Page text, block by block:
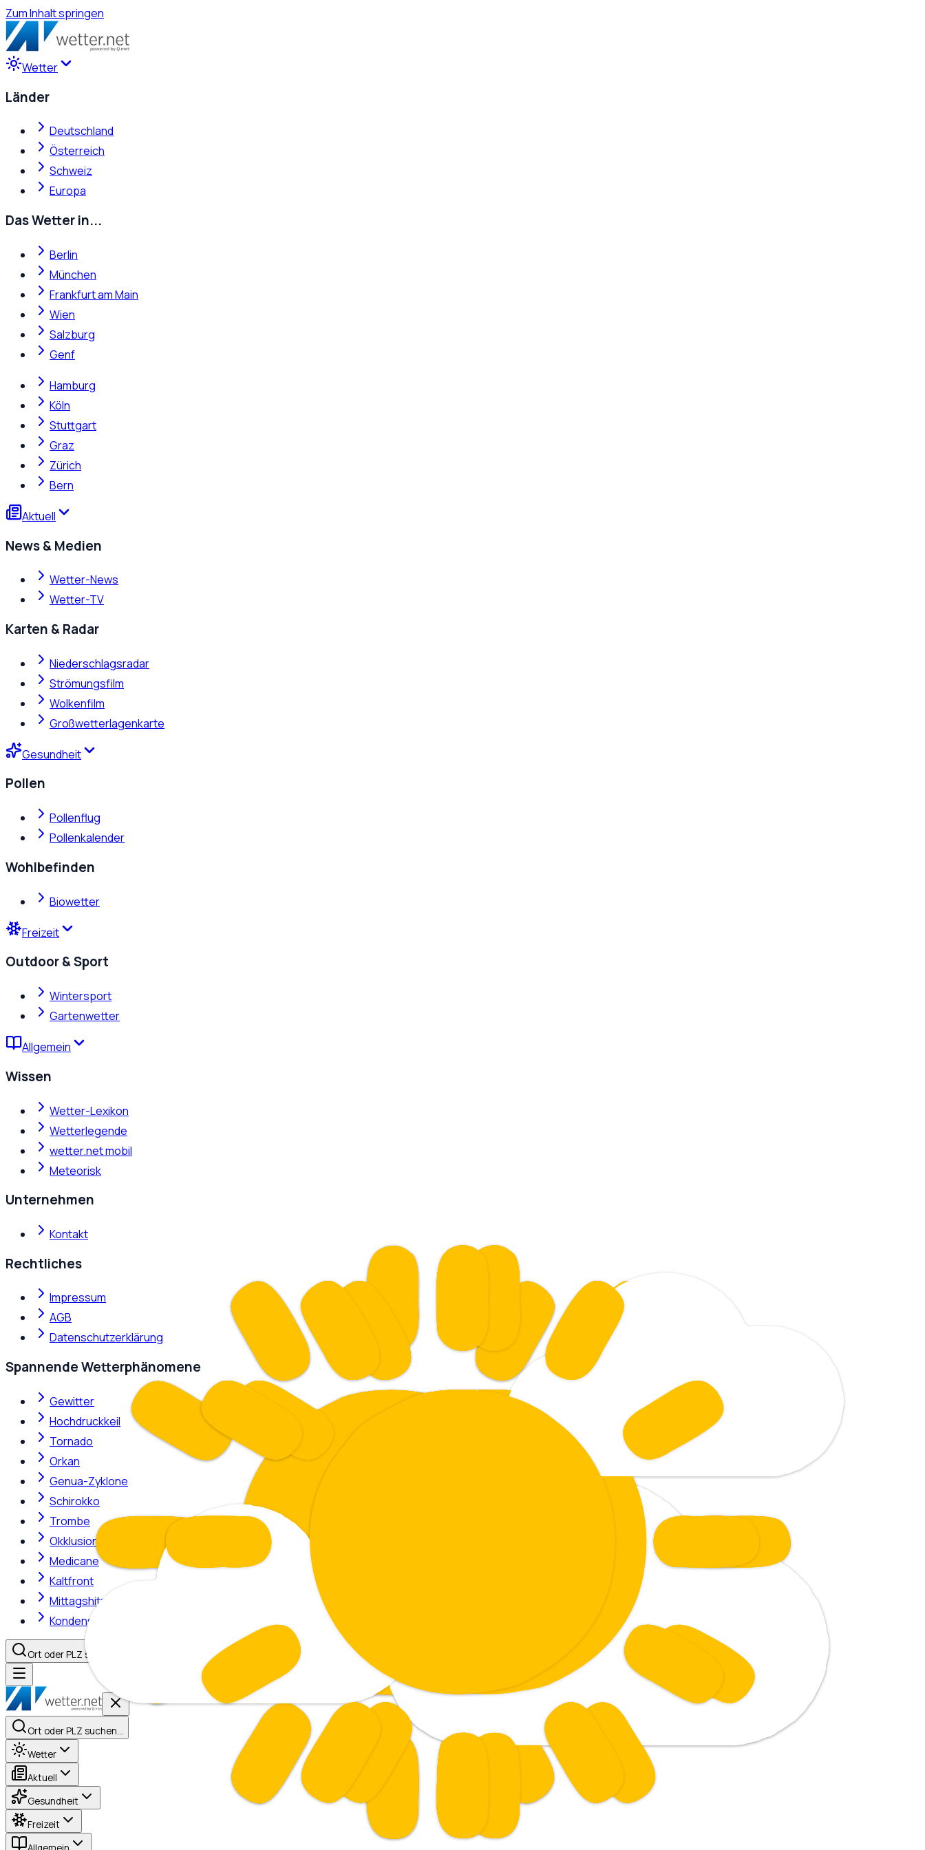
Zum Inhalt springen
Wetter
Länder
Deutschland
Österreich
Schweiz
Europa
Das Wetter in...
Berlin
München
Frankfurt am Main
Wien
Salzburg
Genf
Hamburg
Köln
Stuttgart
Graz
Zürich
Bern
Aktuell
News & Medien
Wetter-News
Wetter-TV
Karten & Radar
Niederschlagsradar
Strömungsfilm
Wolkenfilm
Großwetterlagenkarte
Gesundheit
Pollen
Pollenflug
Pollenkalender
Wohlbefinden
Biowetter
Freizeit
Outdoor & Sport
Wintersport
Gartenwetter
Allgemein
Wissen
Wetter-Lexikon
Wetterlegende
wetter.net mobil
Meteorisk
Unternehmen
Kontakt
Rechtliches
Impressum
AGB
Datenschutzerklärung
Spannende Wetterphänomene
Gewitter
Hochdruckkeil
Tornado
Orkan
Genua-Zyklone
Schirokko
Trombe
Okklusion
Medicane
Kaltfront
Mittagshitze
Kondensstreifen
Ort oder PLZ suchen…
Ort oder PLZ suchen…
Wetter
Aktuell
Gesundheit
Freizeit